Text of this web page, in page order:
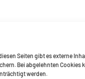
Seiten gibt es externe
Bei abgelehnten Cookies
werden.